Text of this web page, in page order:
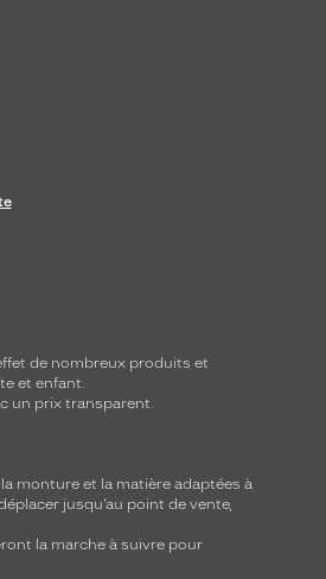
de nombreux produits et
et enfant.
un prix transparent.
monture et la matière adaptées à
jusqu’au point de vente,
la marche à suivre pour